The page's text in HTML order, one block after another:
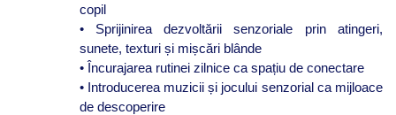
copil
• Sprijinirea dezvoltării senzoriale prin atingeri,
sunete, texturi și mișcări blânde
• Încurajarea rutinei zilnice ca spațiu de conectare
• Introducerea muzicii și jocului senzorial ca mijloace
de descoperire